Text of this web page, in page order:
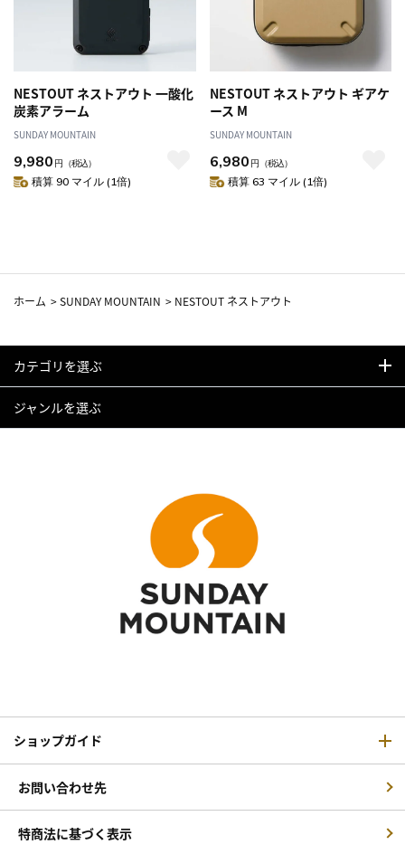
NESTOUT ネストアウト 一酸化
炭素アラーム
SUNDAY MOUNTAIN
9,980 円 （税込）
積算 90 マイル (1倍)
NESTOUT ネストアウト ギアケ
ース M
SUNDAY MOUNTAIN
6,980 円 （税込）
積算 63 マイル (1倍)
ホーム >SUNDAY MOUNTAIN > NESTOUT ネストアウト
カテゴリを選ぶ
ジャンルを選ぶ
ショップガイド
お問い合わせ先
特商法に基づく表示